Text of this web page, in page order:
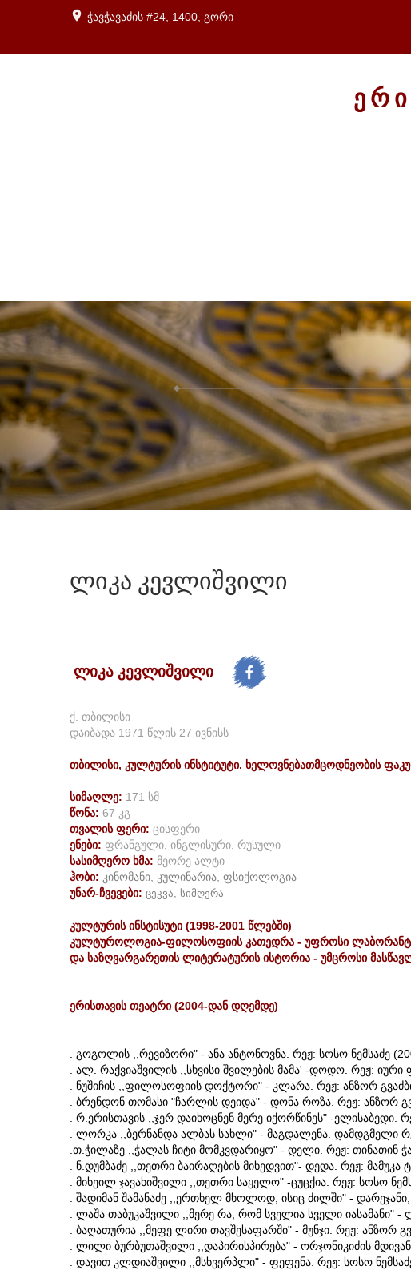
ჭავჭავაძის #24, 1400, გორი
ᲔᲠᲘ
ლიკა კევლიშვილი
ლიკა კევლიშვილი
ქ. თბილისი
დაიბადა 1971 წლის 27 ივნისს
თბილისი, კულტურის ინსტიტუტი. ხელოვნებათმცოდნეობის
სიმაღლე: 171 სმ
წონა: 67 კგ
თვალის ფერი: ცისფერი
ენები: ფრანგული, ინგლისური, რუსული
სასიმღერო ხმა: მეორე ალტი
ჰობი: კინომანი, კულინარია, ფსიქოლოგია
უნარ-ჩვევები: ცეკვა, სიმღერა
კულტურის ინსტისუტი (1998-2001 წლებში)
კულტუროლოგია-ფილოსოფიის კათედრა - უფროსი
და საზღვარგარეთის ლიტერატურის ისტორია - უმცროსი
ერისთავის თეატრი (2004-დან დღემდე)
. გოგოლის ,,რევიზორი" - ანა ანტონოვნა. რეჟ: სოსო ნემსაძე
. ალ. რაქვიაშვილის ,,სხვისი შვილების მამა' -დოდო. რეჟ: იური
. ნუშიჩის ,,ფილოსოფიის დოქტორი" - კლარა. რეჟ: ანზორ
. ბრენდონ თომასი "ჩარლის დეიდა" - დონა როზა. რეჟ: ანზორ
. რ.ერისთავის ,,ჯერ დაიხოცნენ მერე იქორწინეს" -ელისაბედი.
. ლორკა ,,ბერნანდა ალბას სახლი" - მაგდალენა. დამდგმელი
.თ.ჭილაზე ,,ჭალას ჩიტი მომკვდარიყო" - დელი. რეჟ: თინათინ
. ნ.დუმბაძე ,,თეთრი ბაირაღების მიხედვით"- დედა. რეჟ: მამუკა
. მიხეილ ჯავახიშვილი ,,თეთრი საყელო" -ცუცქია. რეჟ: სოსო
. შადიმან შამანაძე ,,ერთხელ მხოლოდ, ისიც ძილში" -
. ლაშა თაბუკაშვილი ,,მერე რა, რომ სველია სველი იასამანი"
. ბაღათურია ,,მეფე ლირი თავშესაფარში" - მუნჯი. რეჟ: ანზორ
. ლილი ბურბუთაშვილი ,,დაპირისპირება" - ორჯონიკიძის
. დავით კლდიაშვილი ,,მსხვერპლი" - ფეფენა. რეჟ: სოსო